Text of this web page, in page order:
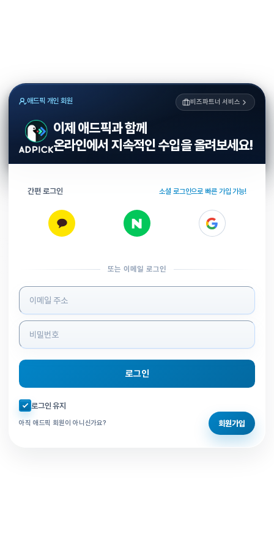
애드픽 개인 회원 비즈파트너 서비스
이제 애드픽과 함께
온라인에서 지속적인 수입을 올려보세요!
간편 로그인 소셜 로그인으로 빠른 가입 가능!
또는 이메일 로그인
로그인 정보 입력
로그인
자동로그인 체크
로그인 유지
아직 애드픽 회원이 아니신가요? 회원가입